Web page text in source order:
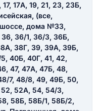
17А, 19, 21, 23, 23Б,
(все,
шоссе, дома №33,
36/1, 36/3, 36Б,
38Г, 39, 39А, 39Б,
40Б, 40Г, 41, 42,
47, 47А, 47Б, 48,
7, 48/8, 49, 49Б, 50,
52А, 54, 54/3,
58Б, 58Б/1, 58Б/2,